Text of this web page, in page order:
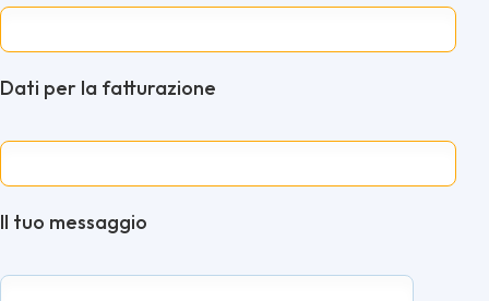
Dati per la fatturazione
Il tuo messaggio